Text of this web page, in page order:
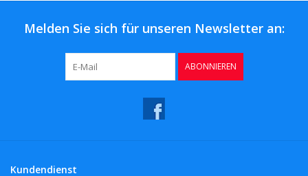
Melden Sie sich für unseren Newsletter an:
ABONNIEREN
Kundendienst